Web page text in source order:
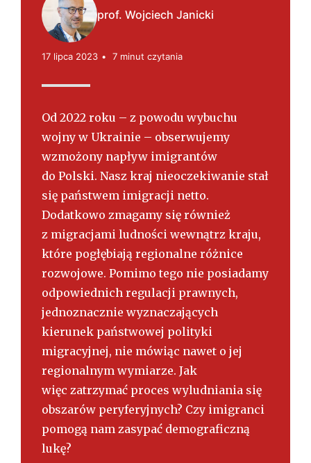
prof. Wojciech Janicki
17 lipca 2023 7 minut czytania
Od 2022 roku – z powodu wybuchu
wojny w Ukrainie – obserwujemy
wzmożony napływ imigrantów
do Polski. Nasz kraj nieoczekiwanie stał
się państwem imigracji netto.
Dodatkowo zmagamy się również
z migracjami ludności wewnątrz kraju,
które pogłębiają regionalne różnice
rozwojowe. Pomimo tego nie posiadamy
odpowiednich regulacji prawnych,
jednoznacznie wyznaczających
kierunek państwowej polityki
migracyjnej, nie mówiąc nawet o jej
regionalnym wymiarze. Jak
więc zatrzymać proces wyludniania się
obszarów peryferyjnych? Czy imigranci
pomogą nam zasypać demograficzną
lukę?